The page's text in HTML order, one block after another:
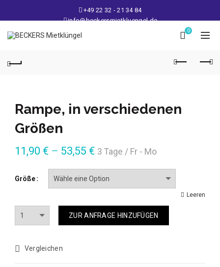
+49 22 32 - 21 34 84
info@beckersmietkluengel.de
Lager: Gutenbergstraße 1 - 50389 Wesseling
Mo - Fr: 9 – 17 Uhr, Sa: 9 – 12 Uhr
0
Rampe, in verschiedenen
Größen
11,90 € – 53,55 € 3 Tage / Fr - Mo
Größe
Leeren
ZUR ANFRAGE HINZUFÜGEN
Vergleichen